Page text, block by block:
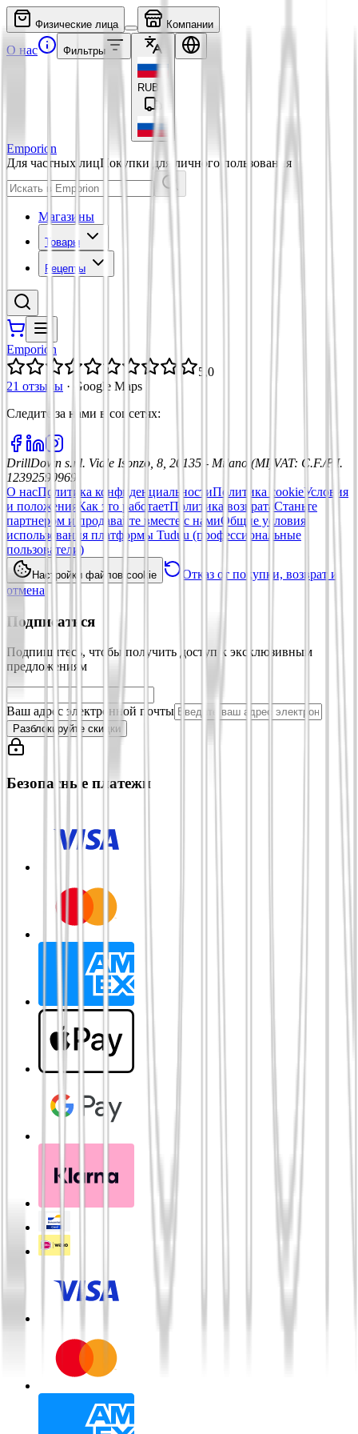
Физические лица Компании
О нас Фильтры
RUB
Emporion
Для частных лицПокупки для личного пользования
Магазины
Товары
Рецепты
Emporion
5,0
21 отзывы ·
Google Maps
Следите за нами в соцсетях:
DrillDown s.r.l. Viale Isonzo, 8, 20135 - Milano (MI) VAT: C.F./P.I.
12392590969
О насПолитика конфиденциальностиПолитика cookieУсловия
и положения Как это работаетПолитика возврата Станьте
партнером и продавайте вместе с намиОбщие условия
использования платформы Tuduu (профессиональные
пользователи)
Настройки файлов cookie
Отказ от покупки, возврат и
отмена
Подписаться
Подпишитесь, чтобы получить доступ к эксклюзивным
предложениям
Ваш адрес электронной почты
Разблокируйте скидки
Безопасные платежи